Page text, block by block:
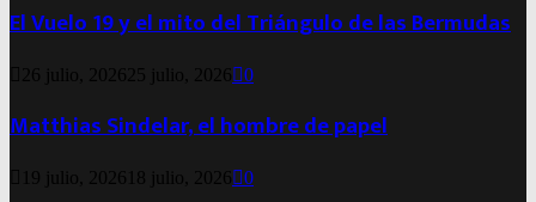
El Vuelo 19 y el mito del Triángulo de las Bermudas
26 julio, 2026 25 julio, 2026 0
Matthias Sindelar, el hombre de papel
19 julio, 2026 18 julio, 2026 0